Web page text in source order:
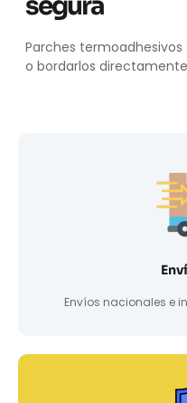
Parches
o bordarlos
Envíos nacionales e